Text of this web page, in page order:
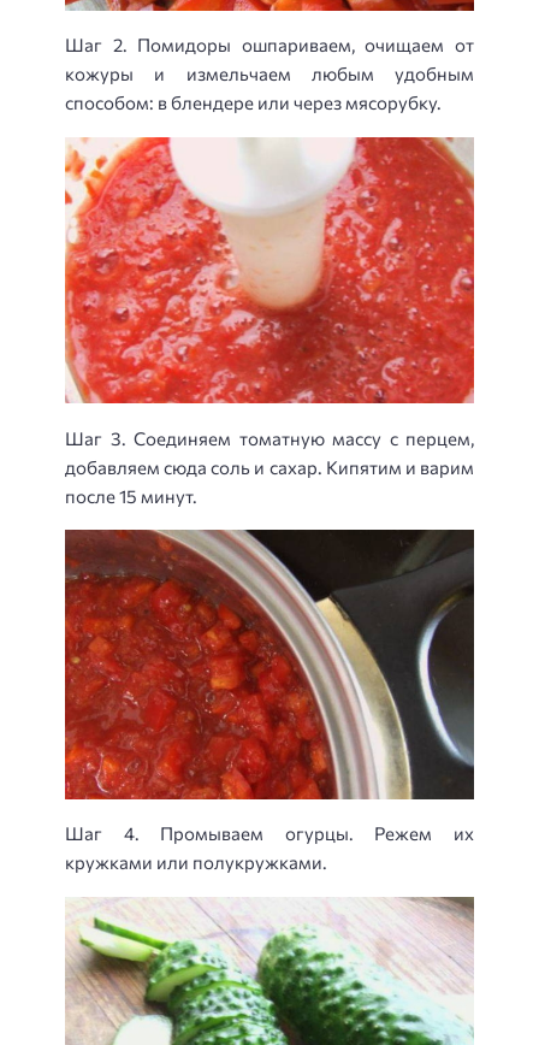
Шаг 2. Помидоры ошпариваем, очищаем от
кожуры и измельчаем любым удобным
способом: в блендере или через мясорубку.
Шаг 3. Соединяем томатную массу с перцем,
добавляем сюда соль и сахар. Кипятим и варим
после 15 минут.
Шаг 4. Промываем огурцы. Режем их
кружками или полукружками.